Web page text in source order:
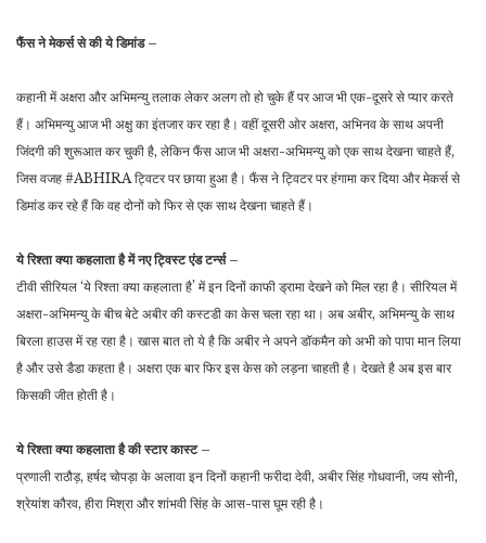
फैंस ने मेकर्स से की ये डिमांड –
कहानी में अक्षरा और अभिमन्यु तलाक लेकर अलग तो हो चुके हैं पर आज भी एक-दूसरे से प्यार करते
हैं। अभिमन्यु आज भी अक्षु का इंतजार कर रहा है। वहीं दूसरी ओर अक्षरा, अभिनव के साथ अपनी
जिंदगी की शुरूआत कर चुकी है, लेकिन फैंस आज भी अक्षरा-अभिमन्यु को एक साथ देखना चाहते हैं,
जिस वजह #ABHIRA ट्विटर पर छाया हुआ है। फैंस ने ट्विटर पर हंगामा कर दिया और मेकर्स से
डिमांड कर रहे हैं कि वह दोनों को फिर से एक साथ देखना चाहते हैं।
ये रिश्ता क्या कहलाता है में नए ट्विस्ट एंड टर्न्स –
टीवी सीरियल ‘ये रिश्ता क्या कहलाता है’ में इन दिनों काफी ड्रामा देखने को मिल रहा है। सीरियल में
अक्षरा-अभिमन्यु के बीच बेटे अबीर की कस्टडी का केस चला रहा था। अब अबीर, अभिमन्यु के साथ
बिरला हाउस में रह रहा है। खास बात तो ये है कि अबीर ने अपने डॉकमैन को अभी को पापा मान लिया
है और उसे डैडा कहता है। अक्षरा एक बार फिर इस केस को लड़ना चाहती है। देखते है अब इस बार
किसकी जीत होती है।
ये रिश्ता क्या कहलाता है की स्टार कास्ट –
प्रणाली राठौड़, हर्षद चोपड़ा के अलावा इन दिनों कहानी फरीदा देवी, अबीर सिंह गोधवानी, जय सोनी,
श्रेयांश कौरव, हीरा मिश्रा और शांभवी सिंह के आस-पास घूम रही है।